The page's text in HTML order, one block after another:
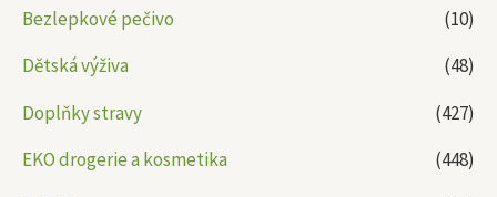
Bezlepkové pečivo
(10)
Dětská výživa
(48)
Doplňky stravy
(427)
EKO drogerie a kosmetika
(448)